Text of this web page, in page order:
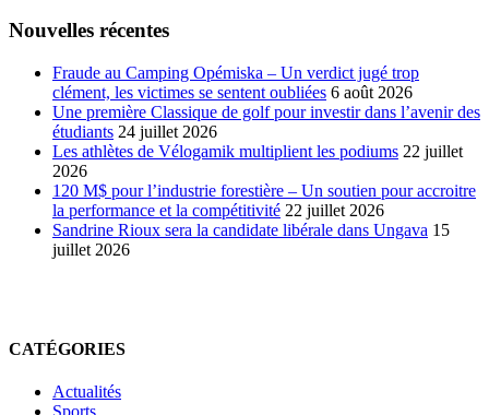
Nouvelles récentes
Fraude au Camping Opémiska – Un verdict jugé trop
clément, les victimes se sentent oubliées 6 août 2026
Une première Classique de golf pour investir dans l’avenir des
étudiants 24 juillet 2026
Les athlètes de Vélogamik multiplient les podiums 22 juillet
2026
120 M$ pour l’industrie forestière – Un soutien pour accroitre
la performance et la compétitivité 22 juillet 2026
Sandrine Rioux sera la candidate libérale dans Ungava 15
juillet 2026
CATÉGORIES
Actualités
Sports